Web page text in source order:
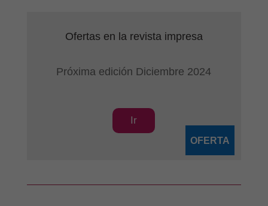
Ofertas en la revista impresa
Próxima edición Diciembre 2024
Ir
OFERTA